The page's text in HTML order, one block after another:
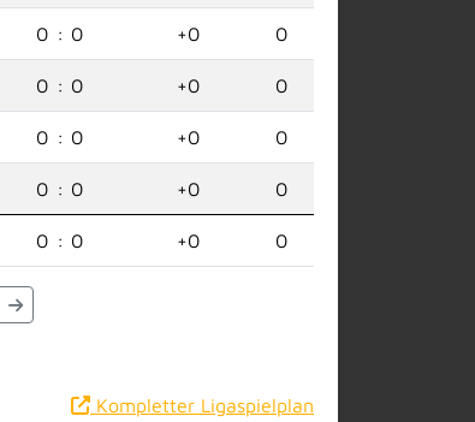
0 : 0 +0 0
0 : 0 +0 0
0 : 0 +0 0
0 : 0 +0 0
0 : 0 +0 0
Kompletter Ligaspielplan